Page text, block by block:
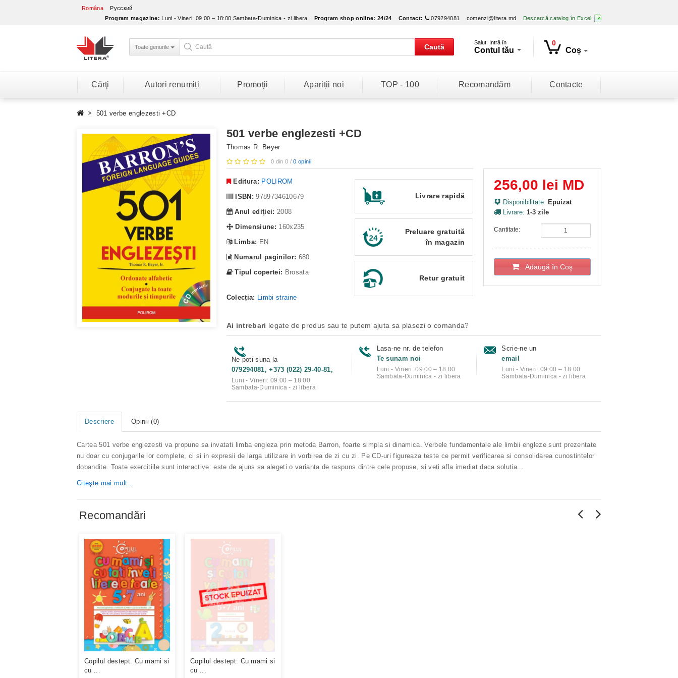
Româna
Русский
Program magazine: Luni - Vineri: 09:00 – 18:00 Sambata-Duminica - zi libera Program shop online: 24/24 Contact: 079294081 comenzi@litera.md Descarcă catalog în Excel
Toate genurile Caută
Salut. Intră în
Contul tău
0
Coș
Cărţi Autori renumiți Promoţii Apariții noi TOP - 100 Recomandăm Contacte
501 verbe englezesti +CD
501 verbe englezesti +CD
Thomas R. Beyer
0 din 0 /0 opinii
Editura: POLIROM
ISBN: 9789734610679
Anul ediţiei: 2008
Dimensiune: 160x235
Limba: EN
Numarul paginilor: 680
Tipul copertei: Brosata
Colecția: Limbi straine
Livrare rapidă
Preluare gratuită
în magazin
Retur gratuit
256,00 lei MD
Disponibilitate: Epuizat
Livrare: 1-3 zile
Cantitate:
Adaugă în Coş
Ai intrebari legate de produs sau te putem ajuta sa plasezi o comanda?
Ne poti suna la
079294081, +373 (022) 29-40-81,
Luni - Vineri: 09:00 – 18:00
Sambata-Duminica - zi libera
Lasa-ne nr. de telefon
Te sunam noi
Luni - Vineri: 09:00 – 18:00
Sambata-Duminica - zi libera
Scrie-ne un
email
Luni - Vineri: 09:00 – 18:00
Sambata-Duminica - zi libera
Descriere Opinii (0)
Cartea 501 verbe englezesti va propune sa invatati limba engleza prin metoda Barron, foarte simpla si dinamica. Verbele fundamentale ale limbii engleze sunt prezentate
nu doar cu conjugarile lor complete, ci si in expresii de larga utilizare in vorbirea de zi cu zi. Pe CD-uri figureaza teste ce permit verificarea si consolidarea cunostintelor
dobandite. Toate exercitiile sunt interactive: este de ajuns sa alegeti o varianta de raspuns dintre cele propuse, si veti afla imediat daca solutia...
Citeşte mai mult...
Recomandări
Copilul destept. Cu mami si
cu ...
Copilul destept. Cu mami si
cu ...